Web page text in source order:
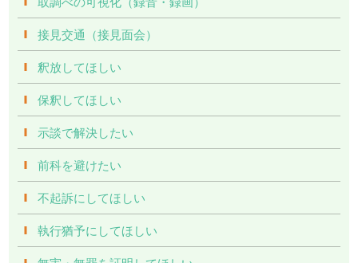
接見交通（接見面会）
釈放してほしい
保釈してほしい
示談で解決したい
前科を避けたい
不起訴にしてほしい
執行猶予にしてほしい